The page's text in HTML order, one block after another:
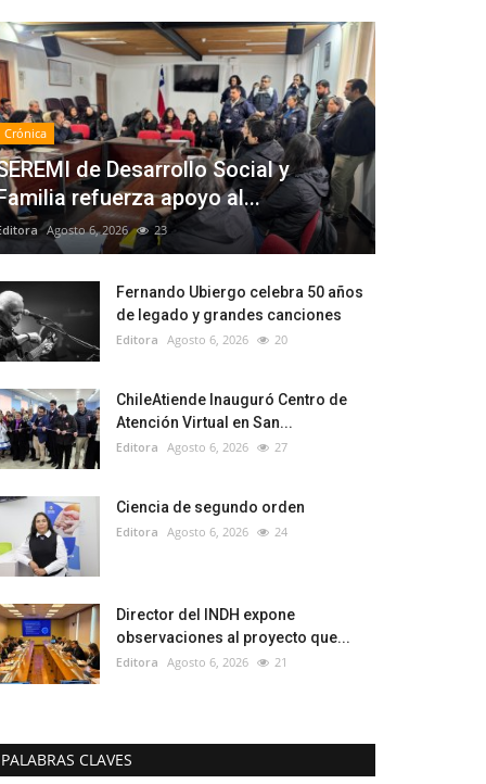
Crónica
de Desarrollo Social y
refuerza apoyo al...
Agosto 6, 2026 23
Fernando Ubiergo celebra 50 años
de legado y grandes canciones
Editora Agosto 6, 2026 20
ChileAtiende Inauguró Centro de
Atención Virtual en San...
Editora Agosto 6, 2026 27
Ciencia de segundo orden
Editora Agosto 6, 2026 24
Director del INDH expone
observaciones al proyecto que...
Editora Agosto 6, 2026 21
PALABRAS CLAVES